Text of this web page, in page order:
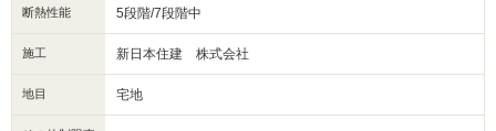
断熱性能 5段階/7段階中
施工 新日本住建 株式会社
地目 宅地